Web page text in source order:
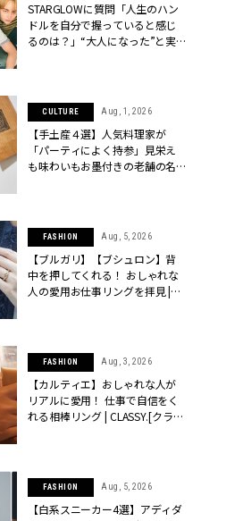
STARGLOWに質問「人生のハン
ドルを自分で握っていると感じ
るのは？」“大️人になった”と実
CULTURE Aug, 1, 2026
【手土産４選】人気料理家が
「パーティによく持参」見栄え
も味わいもお墨付きの老舗の名
FASHION Aug, 5, 2026
【ブルガリ】【ブシュロン】背
中を押してくれる！ おしゃれな
人の愛用お仕事リングを拝見 |
FASHION Aug, 3, 2026
【カルティエ】おしゃれな人が
リアルに愛用！ 仕事で自信をく
れる相棒リング | CLASSY.[クラッ
FASHION Aug, 5, 2026
【白系スニーカー4選】アディダ